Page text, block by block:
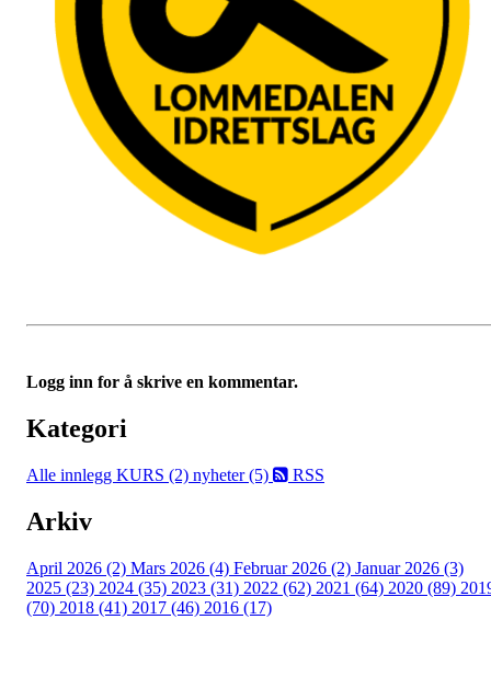
Logg inn for å skrive en kommentar.
Kategori
Alle innlegg KURS (2) nyheter (5) RSS
Arkiv
April 2026 (2) Mars 2026 (4) Februar 2026 (2) Januar 2026 (3)
2025 (23) 2024 (35) 2023 (31) 2022 (62) 2021 (64) 2020 (89)
(70) 2018 (41) 2017 (46) 2016 (17)